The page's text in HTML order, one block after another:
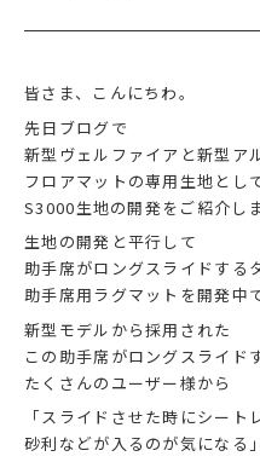
皆さま、こんにちわ。
先日ブログで
新型ヴェルファイアと新型ア
フロアマットの専用生地とし
S3000生地の開発をご紹介し
生地の開発と平行して
助手席がロングスライドする
助手席用ラグマットを開発中
新型モデルから採用された
この助手席がロングスライド
たくさんのユーザー様から
「スライドさせた時にシート
砂利などが入るのが気になる」